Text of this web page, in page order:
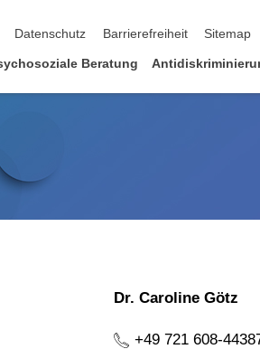
Datenschutz Barrierefreiheit Sitemap
Beratung
Dr. Caroline Götz
+49 721 608-